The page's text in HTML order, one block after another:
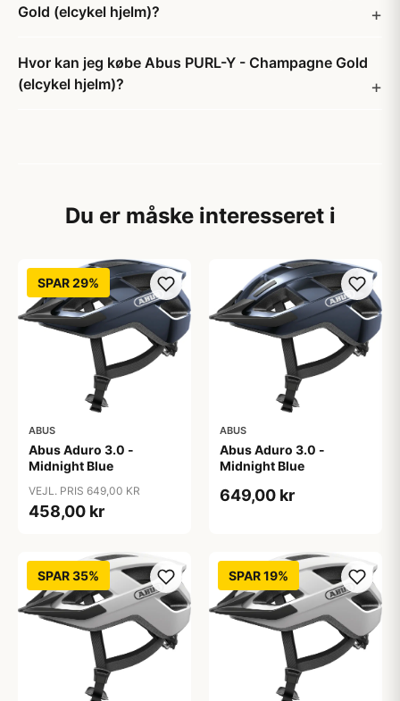
Gold (elcykel hjelm)?
Hvor kan jeg købe Abus PURL-Y - Champagne Gold
(elcykel hjelm)?
Du er måske interesseret i
SPAR 29%
ABUS
Abus Aduro 3.0 -
Midnight Blue
VEJL. PRIS 649,00 KR
458,00 kr
ABUS
Abus Aduro 3.0 -
Midnight Blue
649,00 kr
SPAR 35% SPAR 19%